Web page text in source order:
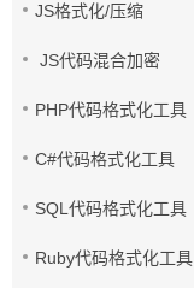
JS格式化/压缩
JS代码混合加密
PHP代码格式化工具
C#代码格式化工具
SQL代码格式化工具
Ruby代码格式化工具